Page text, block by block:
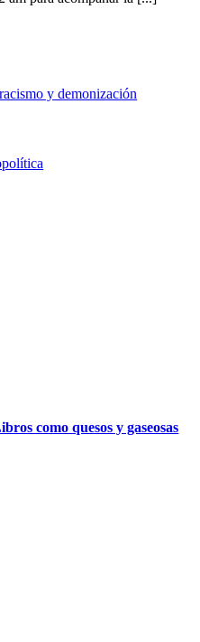
y demonización
como quesos y gaseosas